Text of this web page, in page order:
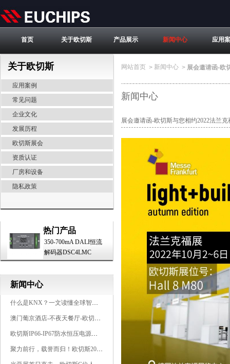
首页 关于欧切斯 产品展示 新闻中心 应用
关于欧切斯
应用案例
常见问题
企业文化
发展历程
欧切斯展会
资质认证
厂房和设备
隐私政策
热门产品
350-700mA DALI恒流
解码器DSC4LMC
新闻中心
什么是KNX？一文读懂全球智能建筑控制标准
澳门葡京酒店-不夜天餐厅-欧切斯KNX智能控制系统打造高端智慧空间
欧切斯IP66-IP67防水恒压电源，无惧风雨，智稳如一
聚力前行，载誉而归！欧切斯2026光亚展完美收官
网站首页 > 新闻中心 > 展会邀请函-欧
新闻中心
展会邀请函-欧切斯与您相约2022法兰